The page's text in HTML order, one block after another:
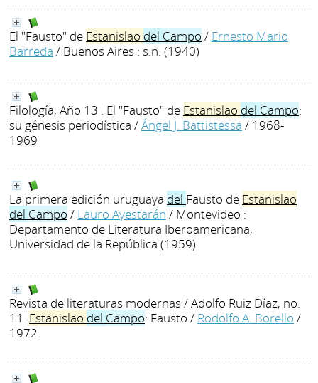
El "Fausto" de Estanislao del Campo / Ernesto Mario
Barreda / Buenos Aires : s.n. (1940)
Filología, Año 13 . El "Fausto" de Estanislao del Campo:
su génesis periodística /Ángel J. Battistessa / 1968-
1969
La primera edición uruguaya del Fausto de Estanislao
del Campo / Lauro Ayestarán / Montevideo :
Departamento de Literatura Iberoamericana,
Universidad de la República (1959)
Revista de literaturas modernas / Adolfo Ruiz Díaz, no.
11. Estanislao del Campo: Fausto / Rodolfo A. Borello /
1972